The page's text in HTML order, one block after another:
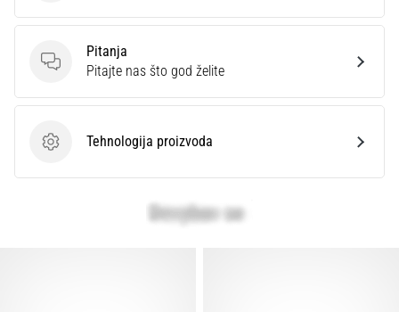
članke
Pitanja
Pitanja
Pitajte nas što god želite
Tehnologija proizvoda
Tehnologija proizvoda